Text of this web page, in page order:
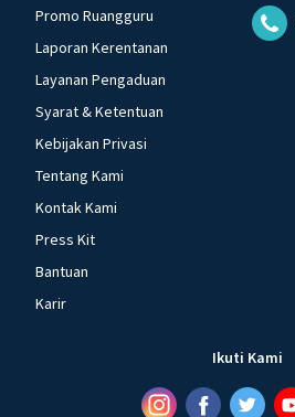
Promo Ruangguru
Laporan Kerentanan
Layanan Pengaduan
Syarat & Ketentuan
Kebijakan Privasi
Tentang Kami
Kontak Kami
Press Kit
Bantuan
Karir
Ikuti Kami